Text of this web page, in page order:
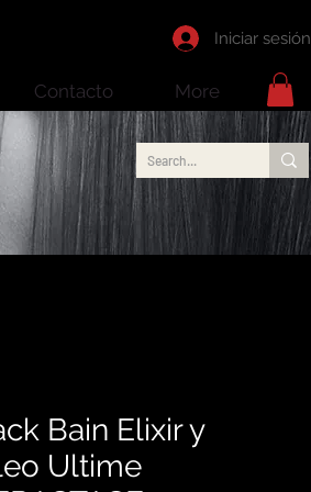
Iniciar sesión
Contacto More
Bain Elixir y
Ultime